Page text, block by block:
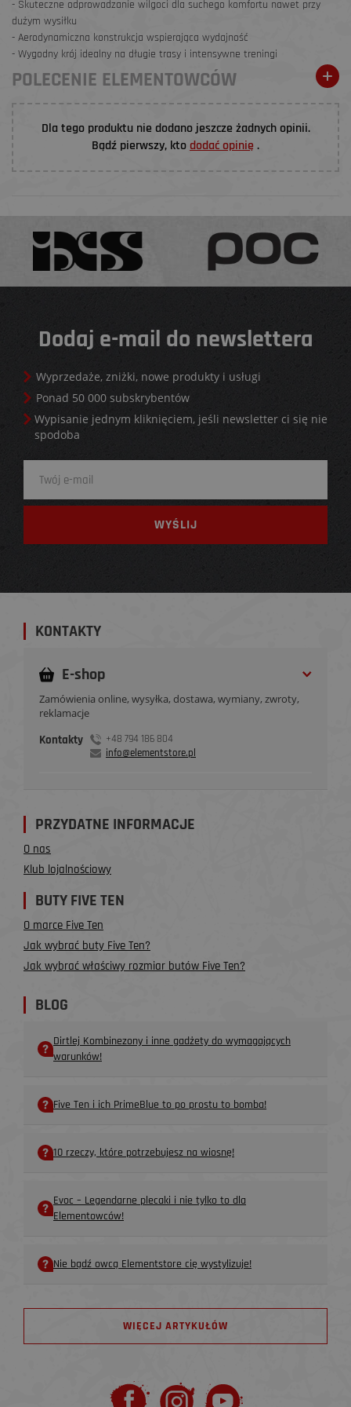
- Skuteczne odprowadzanie wilgoci dla suchego komfortu nawet przy
dużym wysiłku
- Aerodynamiczna konstrukcja wspierająca wydajność
- Wygodny krój idealny na długie trasy i intensywne treningi
POLECENIE ELEMENTOWCÓW
Dla tego produktu nie dodano jeszcze żadnych opinii.
Bądź pierwszy, kto dodać opinię .
Dodaj e-mail do newslettera
Wyprzedaże, zniżki, nowe produkty i usługi
Ponad 50 000 subskrybentów
Wypisanie jednym kliknięciem, jeśli newsletter ci się nie
spodoba
KONTAKTY
E-shop
Zamówienia online, wysyłka, dostawa, wymiany, zwroty,
reklamacje
Kontakty
+48 794 186 804
info@elementstore.pl
PRZYDATNE INFORMACJE
O nas
Klub lojalnościowy
BUTY FIVE TEN
O marce Five Ten
Jak wybrać buty Five Ten?
Jak wybrać właściwy rozmiar butów Five Ten?
BLOG
Dirtlej Kombinezony i inne gadżety do wymagających
warunków!
Five Ten i ich PrimeBlue to po prostu to bomba!
10 rzeczy, które potrzebujesz na wiosnę!
Evoc – Legendarne plecaki i nie tylko to dla
Elementowców!
Nie bądź owcą Elementstore cię wystylizuje!
WIĘCEJ ARTYKUŁÓW